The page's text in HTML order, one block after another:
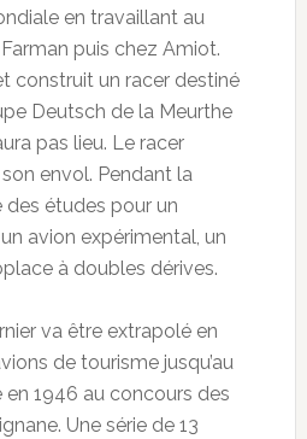
en travaillant au
puis chez Amiot.
construit un racer destiné
Deutsch de la Meurthe
pas lieu. Le racer
envol. Pendant la
des études pour un
avion expérimental, un
à doubles dérives.
va être extrapolé en
de tourisme jusqu’au
1946 au concours des
Une série de 13